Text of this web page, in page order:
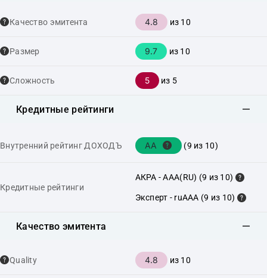
Качество эмитента 4.8 из 10
Размер 9.7 из 10
Сложность 5 из 5
Кредитные рейтинги
Внутренний рейтинг ДОХОДЪ AA (9 из 10)
Кредитные рейтинги
АКРА - AAA(RU) (9 из 10)
Эксперт - ruAAA (9 из 10)
Качество эмитента
Quality 4.8 из 10